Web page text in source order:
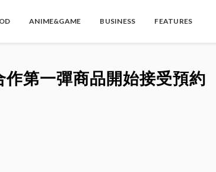
ANIME&GAME BUSINESS FEATURES
第一彈商品開始接受預約